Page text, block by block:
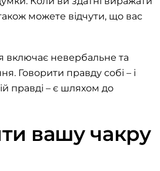
можете відчути, що вас
включає невербальне та
Говорити правду собі – і
правді – є шляхом до
вашу чакру